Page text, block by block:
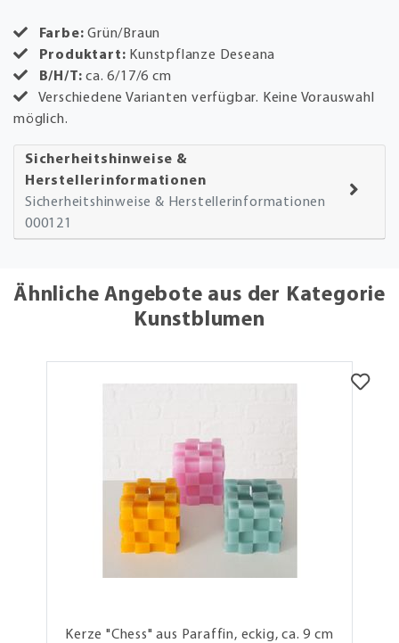
Farbe: Grün/Braun
Produktart: Kunstpflanze Deseana
B/H/T:ca. 6/17/6 cm
Verschiedene Varianten verfügbar. Keine Vorauswahl
möglich.
Sicherheitshinweise &
Herstellerinformationen
Sicherheitshinweise & Herstellerinformationen
000121
Ähnliche Angebote aus der Kategorie
Kunstblumen
Kerze "Chess" aus Paraffin, eckig, ca. 9 cm